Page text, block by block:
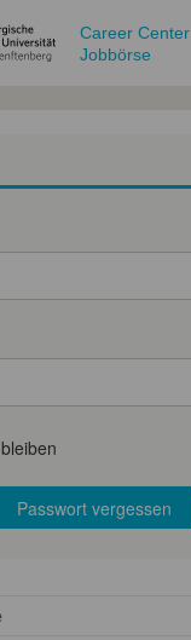
Career Center
Jobbörse
Passwort vergessen